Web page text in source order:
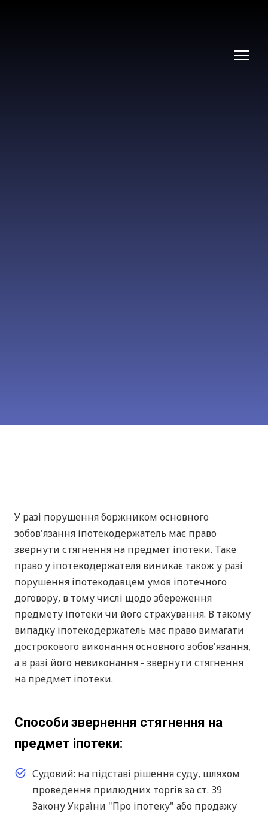
У разі порушення боржником основного
зобов'язання іпотекодержатель має право
звернути стягнення на предмет іпотеки. Таке
право у іпотекодержателя виникає також у разі
порушення іпотекодавцем умов іпотечного
договору, в тому числі щодо збереження
предмету іпотеки чи його страхування. В такому
випадку іпотекодержатель має право вимагати
дострокового виконання основного зобов'язання,
а в разі його невиконання - звернути стягнення
на предмет іпотеки.
Способи звернення стягнення на
предмет іпотеки:
Судовий: на підставі рішення суду, шляхом
проведення прилюдних торгів за ст. 39
Закону України "Про іпотеку" або продажу